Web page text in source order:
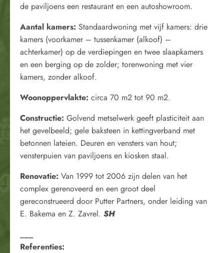
de paviljoens een restaurant en een autoshowroom.
Aantal kamers: Standaardwoning met vijf kamers: drie
kamers (voorkamer – tussenkamer (alkoof) –
achterkamer) op de verdiepingen en twee slaapkamers
en een berging op de zolder; torenwoning met vier
kamers, zonder alkoof.
Woonoppervlakte: circa 70 m2 tot 90 m2.
Constructie: Golvend metselwerk geeft plasticiteit aan
het gevelbeeld; gele baksteen in kettingverband met
betonnen lateien. Deuren en vensters van hout;
vensterpuien van paviljoens en kiosken staal.
Renovatie: Van 1999 tot 2006 zijn delen van het
complex gerenoveerd en een groot deel
gereconstrueerd door Putter Partners, onder leiding van
E. Bakema en Z. Zavrel. SH
Referenties: